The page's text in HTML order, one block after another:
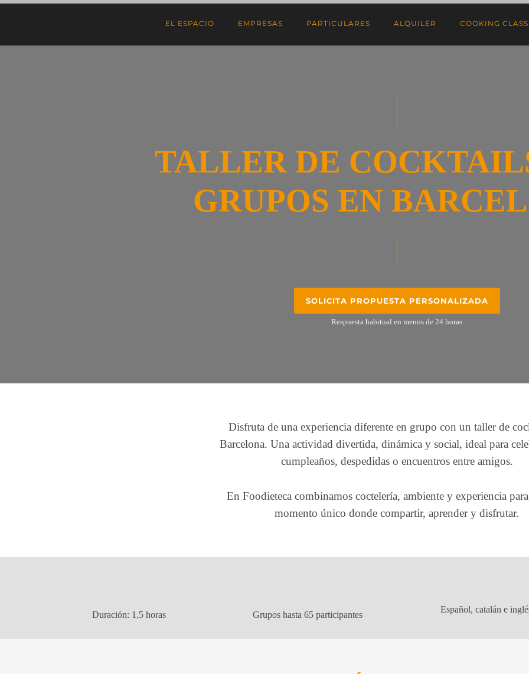
EL ESPACIO EMPRESAS PARTICULARES ALQUILER COOKING
TALLER DE
GRUPOS EN
SOLICITA PROPUESTA PERSONALIZADA
Respuesta habitual en menos de 24 horas
Disfruta de una experiencia diferente en grupo con un taller de
Barcelona. Una actividad divertida, dinámica y social, ideal para
cumpleaños, despedidas o encuentros entre amigos.
En Foodieteca combinamos coctelería, ambiente y experiencia
momento único donde compartir, aprender y disfrutar.
Duración: 1,5 horas Grupos hasta 65 participantes
Español, catalán e